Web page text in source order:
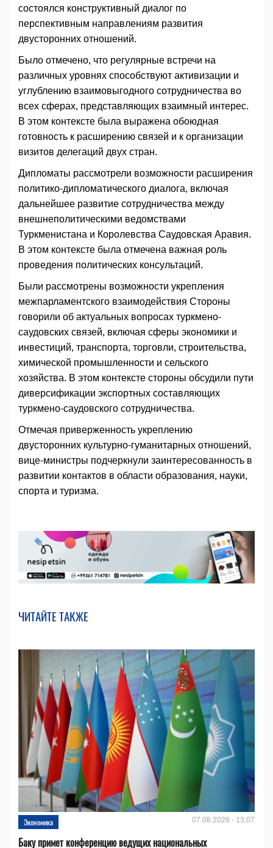
состоялся конструктивный диалог по
перспективным направлениям развития
двусторонних отношений.
Было отмечено, что регулярные встречи на
различных уровнях способствуют активизации и
углублению взаимовыгодного сотрудничества во
всех сферах, представляющих взаимный интерес.
В этом контексте была выражена обоюдная
готовность к расширению связей и к организации
визитов делегаций двух стран.
Дипломаты рассмотрели возможности расширения
политико-дипломатического диалога, включая
дальнейшее развитие сотрудничества между
внешнеполитическими ведомствами
Туркменистана и Королевства Саудовская Аравия.
В этом контексте была отмечена важная роль
проведения политических консультаций.
Были рассмотрены возможности укрепления
межпарламентского взаимодействия Стороны
говорили об актуальных вопросах туркмено-
саудовских связей, включая сферы экономики и
инвестиций, транспорта, торговли, строительства,
химической промышленности и сельского
хозяйства. В этом контексте стороны обсудили пути
диверсификации экспортных составляющих
туркмено-саудовского сотрудничества.
Отмечая приверженность укреплению
двусторонних культурно-гуманитарных отношений,
вице-министры подчеркнули заинтересованность в
развитии контактов в области образования, науки,
спорта и туризма.
ЧИТАЙТЕ ТАКЖЕ
Экономика 07.08.2026 - 13:07
Баку примет конференцию ведущих национальных